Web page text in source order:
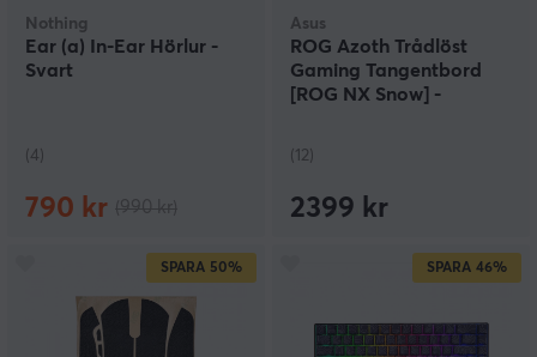
Nothing
Ear (a) In-Ear Hörlur -
Svart
(4)
790 kr
Asus
ROG Azoth Trådlöst
Gaming Tangentbord
[ROG NX Snow] -
(12)
2399 kr
SPARA 50% SPARA 46%